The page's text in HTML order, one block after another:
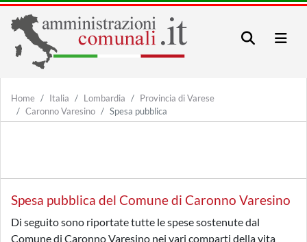
Home Italia Lombardia
Provincia di Varese
Caronno Varesino
Spesa pubblica
Spesa pubblica del Comune di Caronno Varesino
Di seguito sono riportate tutte le spese sostenute dal
Comune di Caronno Varesino nei vari comparti della vita